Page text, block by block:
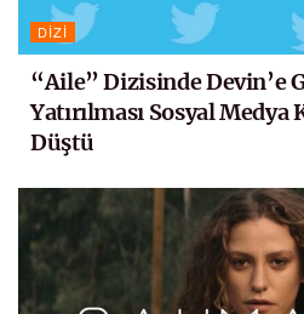
DIZI
“Aile” Dizisinde Devin’e
Yatırılması Sosyal Medya
Düştü